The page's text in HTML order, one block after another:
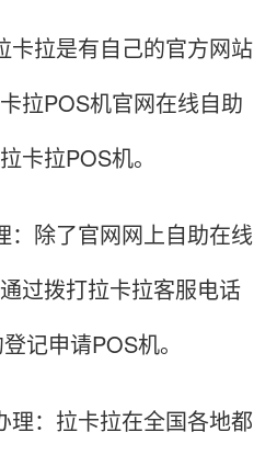
拉是有自己的官方网站
拉POS机官网在线自助
卡拉POS机。
除了官网网上自助在线
过拨打拉卡拉客服电话
记申请POS机。
：拉卡拉在全国各地都